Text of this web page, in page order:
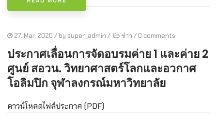
27. Mar. 2020 / by super_admin / ข่าว / 0 comments
ประกาศเลื่อนการจัดอบรมค่าย 1 และค่าย 2
ศูนย์ สอวน. วิทยาศาสตร์โลกและอวกาศ
โอลิมปิก จุฬาลงกรณ์มหาวิทยาลัย
ดาวน์โหลดไฟล์ประกาศ (PDF)